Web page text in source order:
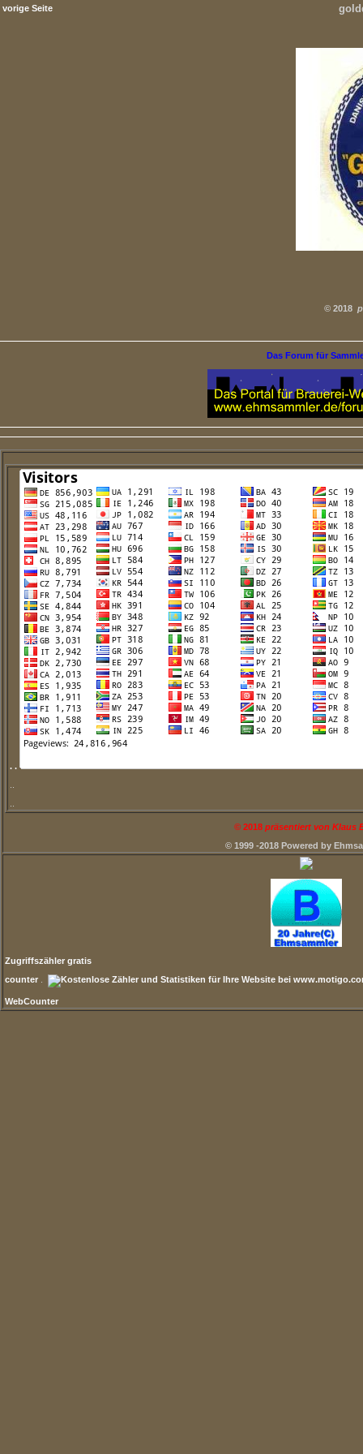
vorige Seite
© 2018
Das Forum für
. .
© 2018 präsentiert von Klaus
© 1999 -2018 Powered by
Zugriffszähler gratis
counter
WebCounter